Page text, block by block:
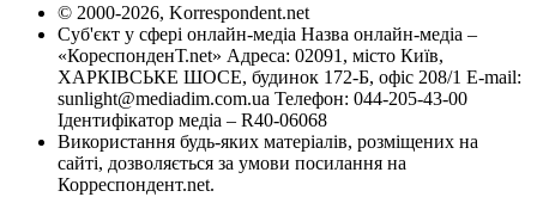
© 2000-2026, Korrespondent.net
Суб'єкт у сфері онлайн-медіа Назва онлайн-медіа –
«КореспонденТ.net» Адреса: 02091, місто Київ,
ХАРКІВСЬКЕ ШОСЕ, будинок 172-Б, офіс 208/1 E-mail:
sunlight@mediadim.com.ua Телефон: 044-205-43-00
Ідентифікатор медіа – R40-06068
Використання будь-яких матеріалів, розміщених на
сайті, дозволяється за умови посилання на
Корреспондент.net.